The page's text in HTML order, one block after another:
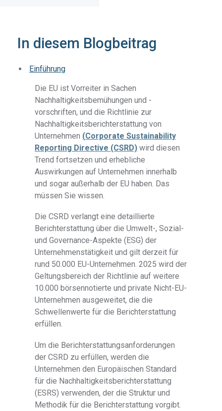
In diesem Blogbeitrag
Einführung
Die EU ist Vorreiter in Sachen
Nachhaltigkeitsbemühungen und -
vorschriften, und die Richtlinie zur
Nachhaltigkeitsberichterstattung von
Unternehmen (Corporate Sustainability
Reporting Directive (CSRD) wird diesen
Trend fortsetzen und erhebliche
Auswirkungen auf Unternehmen innerhalb
und sogar außerhalb der EU haben. Das
müssen Sie wissen.
Die CSRD verlangt eine detaillierte
Berichterstattung über die Umwelt-, Sozial-
und Governance-Aspekte (ESG) der
Unternehmenstätigkeit und gilt derzeit für
rund 50.000 EU-Unternehmen. 2025 wird der
Geltungsbereich der Richtlinie auf weitere
10.000 börsennotierte und private Nicht-EU-
Unternehmen ausgeweitet, die die
Schwellenwerte für die Berichterstattung
erfüllen.
Um die Berichterstattungsanforderungen
der CSRD zu erfüllen, werden die
Unternehmen den Europäischen Standard
für die Nachhaltigkeitsberichterstattung
(ESRS) verwenden, der die Struktur und
Methodik für die Berichterstattung vorgibt.